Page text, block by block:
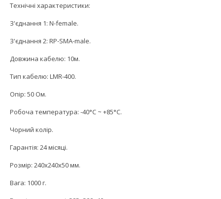
Технічні характеристики:
З'єднання 1: N-female.
З'єднання 2: RP-SMA-male.
Довжина кабелю: 10м.
Тип кабелю: LMR-400.
Опір: 50 Ом.
Робоча температура: -40°С ~ +85°С.
Чорний колір.
Гарантія: 24 місяці.
Розмір: 240x240x50 мм.
Вага: 1000 г.